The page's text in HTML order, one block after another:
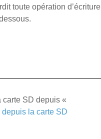
toute opération d’écriture
carte SD depuis «
la carte SD